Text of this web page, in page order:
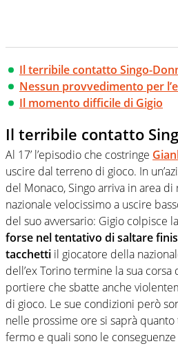
Il terribile contatto Singo-
Nessun provvedimento per
Il momento difficile di Gigio
Il terribile contatto
Al 17’ l’episodio che costringe
uscire dal terreno di gioco. In
del Monaco, Singo arriva in area
nazionale velocissimo a uscire
del suo avversario: Gigio colpisce
forse nel tentativo di saltare
tacchetti il giocatore della
dell’ex Torino termine la sua
portiere che sbatte anche
di gioco. Le sue condizioni però
nelle prossime ore si saprà
fermo e quali sono le